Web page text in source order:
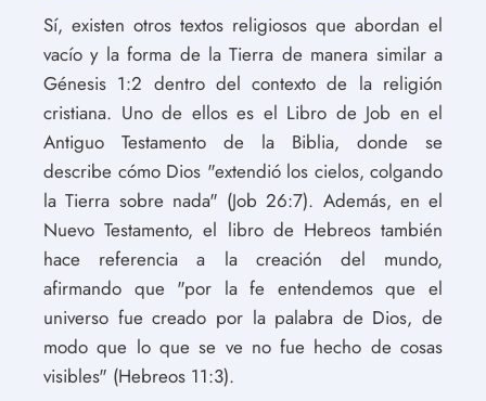
Sí, existen otros textos religiosos que abordan el
vacío y la forma de la Tierra de manera similar a
Génesis 1:2 dentro del contexto de la religión
cristiana. Uno de ellos es el Libro de Job en el
Antiguo Testamento de la Biblia, donde se
describe cómo Dios "extendió los cielos, colgando
la Tierra sobre nada" (Job 26:7). Además, en el
Nuevo Testamento, el libro de Hebreos también
hace referencia a la creación del mundo,
afirmando que "por la fe entendemos que el
universo fue creado por la palabra de Dios, de
modo que lo que se ve no fue hecho de cosas
visibles" (Hebreos 11:3).